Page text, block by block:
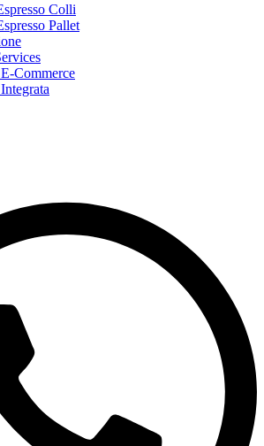
Colli
Pallet
Commerce